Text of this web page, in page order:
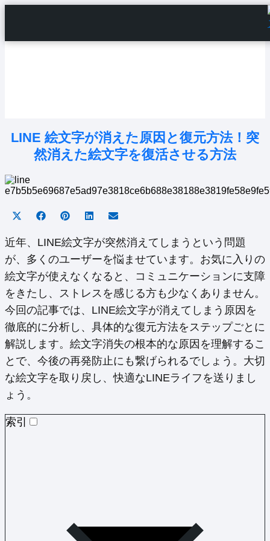
LINE 絵文字が消えた原因と復元方法！突
然消えた絵文字を復活させる方法
Share
X
(Twitter)
Share
Facebook
Share
Pinterest
Share
LinkedInEmail
近年、LINE絵文字が突然消えてしまうという問題
が、多くのユーザーを悩ませています。お気に入りの
絵文字が使えなくなると、コミュニケーションに支障
をきたし、ストレスを感じる方も少なくありません。
今回の記事では、LINE絵文字が消えてしまう原因を
徹底的に分析し、具体的な復元方法をステップごとに
解説します。絵文字消失の根本的な原因を理解するこ
とで、今後の再発防止にも繋げられるでしょう。大切
な絵文字を取り戻し、快適なLINEライフを送りまし
ょう。
索引